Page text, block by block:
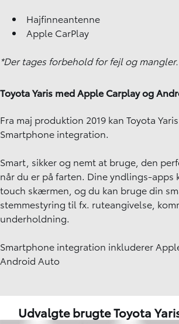
Hajfinneantenne
Apple CarPlay
*Der tages forbehold for fejl og mangler.
Toyota Yaris med Apple Carplay og
Fra maj produktion 2019 kan Toyota
Smartphone integration.
Smart, sikker og nemt at bruge, den
når du er på farten. Dine yndlings-apps
touch skærmen, og du kan bruge din
stemmestyring til fx. ruteangivelse,
underholdning.
Smartphone integration inkluderer
Android Auto
Udvalgte brugte Toyota